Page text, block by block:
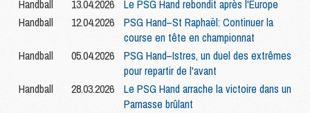
Handball
13.04.2026
Le PSG Hand rebondit après l'Europe
Handball
12.04.2026
PSG Hand–St Raphaël: Continuer la
course en tête en championnat
Handball
05.04.2026
PSG Hand–Istres, un duel des extrêmes
pour repartir de l'avant
Handball
28.03.2026
Le PSG Hand arrache la victoire dans un
Parnasse brûlant